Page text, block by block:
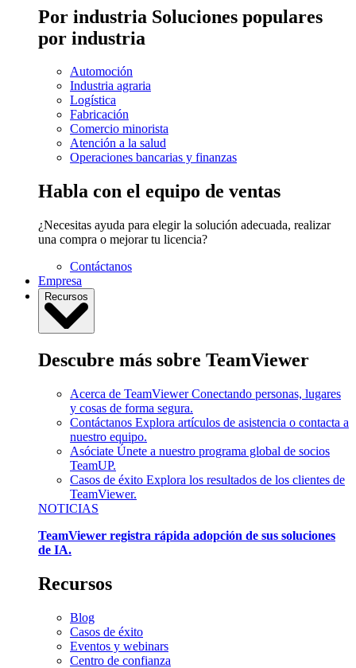
Por industria Soluciones populares
por industria
Automoción
Industria agraria
Logística
Fabricación
Comercio minorista
Atención a la salud
Operaciones bancarias y finanzas
Habla con el equipo de ventas
¿Necesitas ayuda para elegir la solución adecuada, realizar
una compra o mejorar tu licencia?
Contáctanos
Empresa
Recursos
Descubre más sobre TeamViewer
Acerca de TeamViewer Conectando personas, lugares
y cosas de forma segura.
Contáctanos Explora artículos de asistencia o contacta a
nuestro equipo.
Asóciate Únete a nuestro programa global de socios
TeamUP.
Casos de éxito Explora los resultados de los clientes de
TeamViewer.
NOTICIAS
TeamViewer registra rápida adopción de sus soluciones
de IA.
Recursos
Blog
Casos de éxito
Eventos y webinars
Centro de confianza